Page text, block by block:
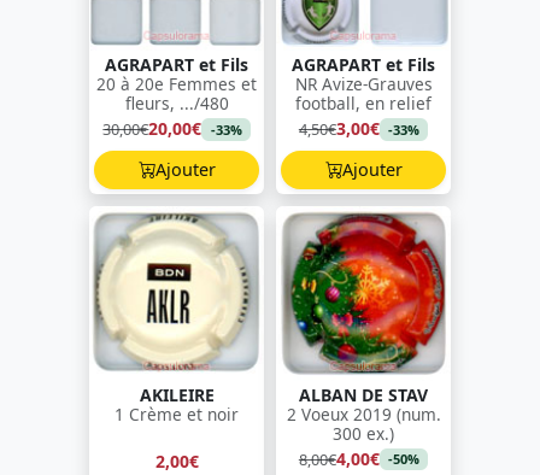
AGRAPART et Fils
20 à 20e Femmes et
fleurs, .../480
30,00€20,00€ -33%
Ajouter
AGRAPART et Fils
NR Avize-Grauves
football, en relief
4,50€3,00€ -33%
Ajouter
AKILEIRE
1 Crème et noir
2,00€
ALBAN DE STAV
2 Voeux 2019 (num.
300 ex.)
8,00€4,00€ -50%